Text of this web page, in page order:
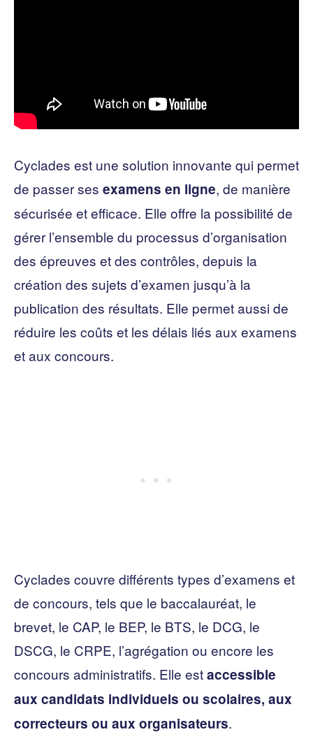
Cyclades est une solution innovante qui permet
de passer ses examens en ligne, de manière
sécurisée et efficace. Elle offre la possibilité de
gérer l’ensemble du processus d’organisation
des épreuves et des contrôles, depuis la
création des sujets d’examen jusqu’à la
publication des résultats. Elle permet aussi de
réduire les coûts et les délais liés aux examens
et aux concours.
Cyclades couvre différents types d’examens et
de concours, tels que le baccalauréat, le
brevet, le CAP, le BEP, le BTS, le DCG, le
DSCG, le CRPE, l’agrégation ou encore les
concours administratifs. Elle estaccessible
aux candidats individuels ou scolaires, aux
correcteurs ou aux organisateurs.